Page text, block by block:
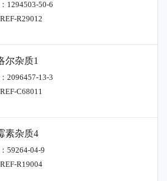
1294503-50-6
R29012
尔杂质1
2096457-13-3
C68011
素杂质4
59264-04-9
R19004